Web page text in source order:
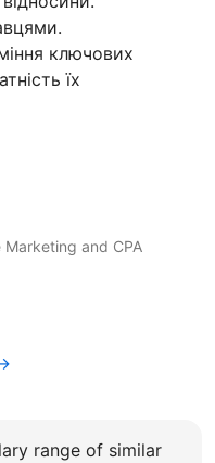
ключових
їх
and CPA
range of similar